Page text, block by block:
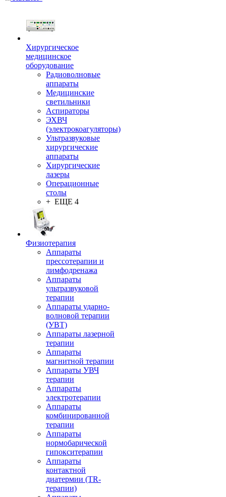
Хирургическое
медицинское
оборудование
Радиоволновые
аппараты
Медицинские
светильники
Аспираторы
ЭХВЧ
(электрокоагуляторы)
Ультразвуковые
хирургические
аппараты
Хирургические
лазеры
Операционные
столы
+ ЕЩЕ 4
Физиотерапия
Аппараты
прессотерапии и
лимфодренажа
Аппараты
ультразвуковой
терапии
Аппараты ударно-
волновой терапии
(УВТ)
Аппараты лазерной
терапии
Аппараты
магнитной терапии
Аппараты УВЧ
терапии
Аппараты
электротерапии
Аппараты
комбинированной
терапии
Аппараты
нормобарической
гипокситерапии
Аппараты
контактной
диатермии (TR-
терапии)